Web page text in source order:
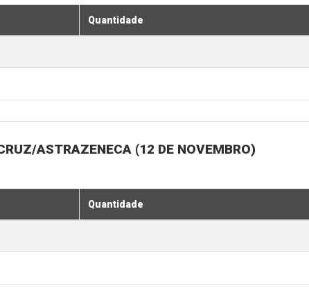
Quantidade
ASTRAZENECA (12 DE NOVEMBRO)
Quantidade